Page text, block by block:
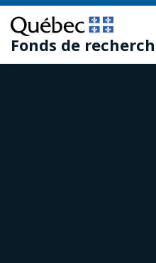
Passer
au
contenu
principal
Passer
au
pied
de
Fonds de